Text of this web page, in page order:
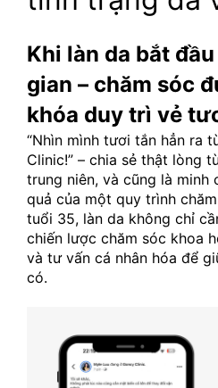
Khi làn da bắt
gian – chăm sóc
khóa duy trì vẻ
“Nhìn mình tươi tắn hẳn ra
Clinic!” – chia sẻ thật lòng
trung niên, và cũng là minh
quả của một quy trình
tuổi 35, làn da không chỉ
chiến lược chăm sóc khoa
và tư vấn cá nhân hóa để
có.